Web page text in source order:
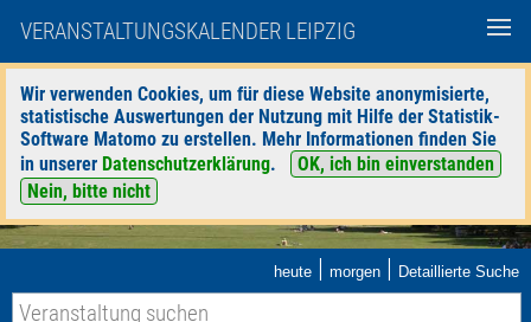
VERANSTALTUNGSKALENDER LEIPZIG
Wir verwenden Cookies, um für diese Website anonymisierte,
statistische Auswertungen der Nutzung mit Hilfe der Statistik-
Software Matomo zu erstellen. Mehr Informationen finden Sie
in unserer Datenschutzerklärung.
OK, ich bin einverstanden
Nein, bitte nicht
heute | morgen | Detaillierte Suche